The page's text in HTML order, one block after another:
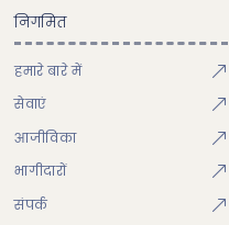
निगमित
हमारे बारे में
सेवाएं
आजीविका
भागीदारों
संपर्क